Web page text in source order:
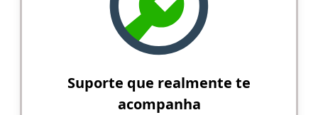
Suporte que realmente te
acompanha